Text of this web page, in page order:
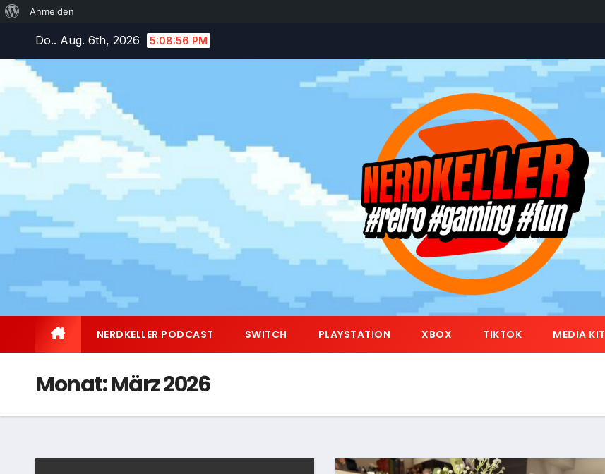
Über
Anmelden
springen
Do.. Aug. 6th, 2026 5:08:57 PM
NERDKELLER PODCAST SWITCH PLAYSTATION XBOX TIKTOK MEDIA KIT
Monat:März 2026